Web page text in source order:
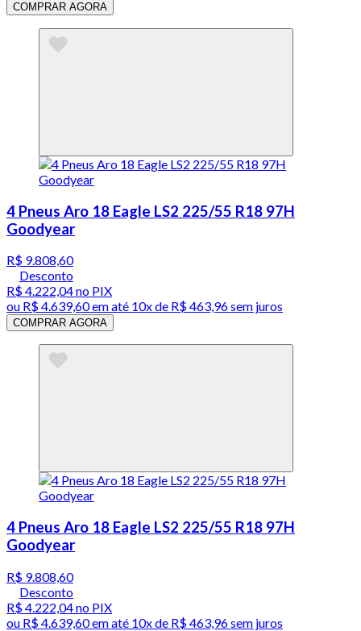
COMPRAR AGORA
4 Pneus Aro 18 Eagle LS2 225/55 R18 97H
Goodyear
R$ 9.808,60
Desconto
R$ 4.222,04no PIX
ou R$ 4.639,60em até 10x de R$ 463,96 sem juros
COMPRAR AGORA
4 Pneus Aro 18 Eagle LS2 225/55 R18 97H
Goodyear
R$ 9.808,60
Desconto
R$ 4.222,04no PIX
ou R$ 4.639,60em até 10x de R$ 463,96 sem juros